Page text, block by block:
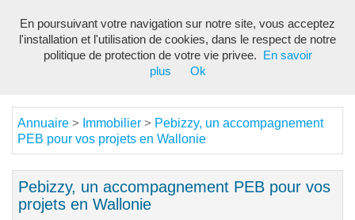
Annuaire > Immobilier > Pebizzy, un accompagnement
PEB pour vos projets en Wallonie
Pebizzy, un accompagnement PEB pour vos
projets en Wallonie
En poursuivant votre navigation sur notre site, vous acceptez
l'installation et l'utilisation de cookies, dans le respect de notre
politique de protection de votre vie privee.
En savoir
plus
Ok